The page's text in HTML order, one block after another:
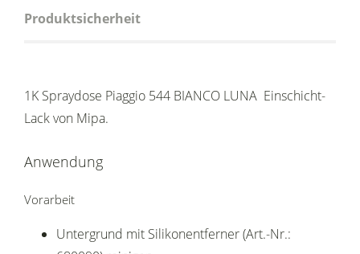
Produktsicherheit
1K Spraydose Piaggio 544 BIANCO LUNA Einschicht-
Lack von Mipa.
Anwendung
Vorarbeit
Untergrund mit Silikonentferner (Art.-Nr.: